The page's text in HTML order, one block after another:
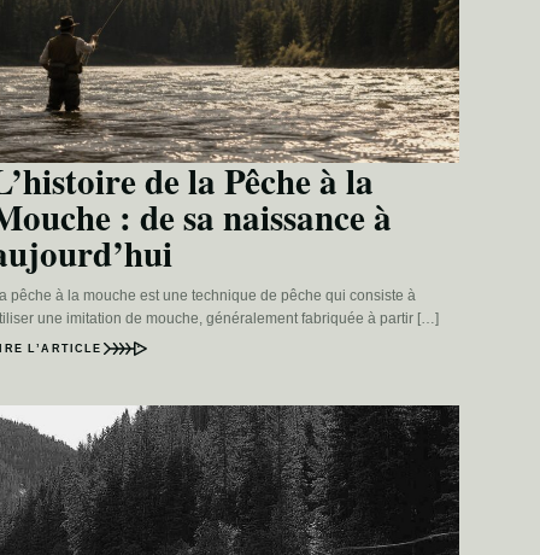
de la Pêche à la
: de sa naissance à
pêche à la mouche est une technique de pêche qui consiste à
une imitation de mouche, généralement fabriquée à partir […]
L’ARTICLE